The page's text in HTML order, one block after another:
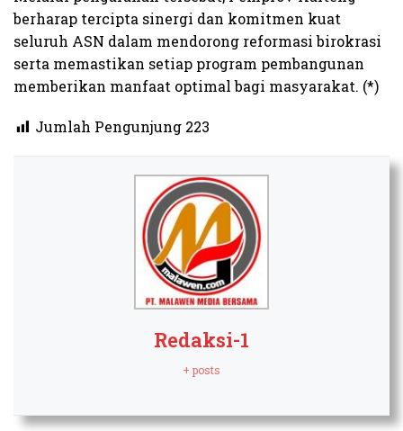
berharap tercipta sinergi dan komitmen kuat
seluruh ASN dalam mendorong reformasi birokrasi
serta memastikan setiap program pembangunan
memberikan manfaat optimal bagi masyarakat. (*)​
Jumlah Pengunjung 223
Redaksi-1
+ posts